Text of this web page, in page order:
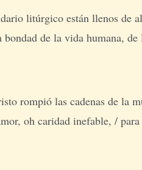
litúrgico están llenos de
de la vida humana,
rompió las cadenas de
oh caridad inefable, /